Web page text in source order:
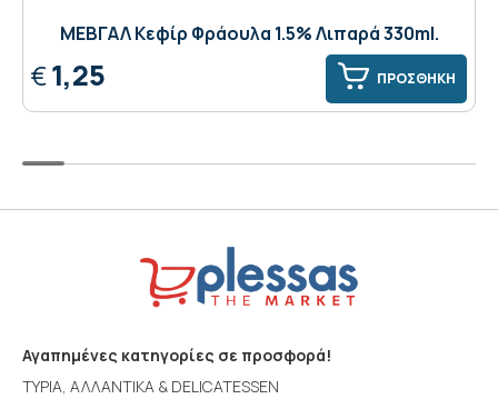
ΜΕΒΓΑΛ Κεφίρ Φράουλα 1.5% Λιπαρά 330ml.
€1,25 ΠΡΟΣΘΗΚΗ
Αγαπημένες κατηγορίες σε προσφορά!
ΤΥΡΙΑ, ΑΛΛΑΝΤΙΚΑ & DELICATESSEN